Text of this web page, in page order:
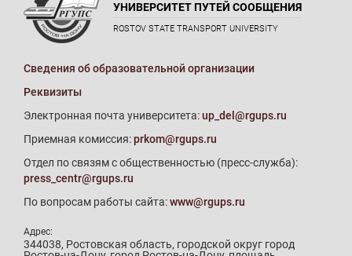
УНИВЕРСИТЕТ ПУТЕЙ СООБЩЕНИЯ
ROSTOV STATE TRANSPORT UNIVERSITY
Сведения об образовательной организации
Реквизиты
Электронная почта университета:up_del@rgups.ru
Приемная комиссия:prkom@rgups.ru
Отдел по связям с общественностью (пресс-служба):
press_centr@rgups.ru
По вопросам работы сайта:www@rgups.ru
Адрес:
344038, Ростовская область, городской округ город